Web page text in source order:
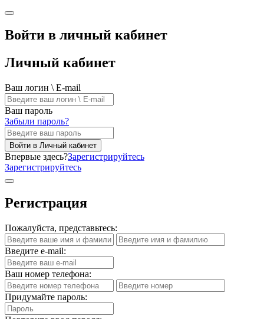
Войти в личный кабинет
Личный кабинет
Ваш логин \ E-mail
Ваш пароль
Забыли пароль?
Войти в Личный кабинет
Впервые здесь?Зарегистрируйтесь
Зарегистрируйтесь
Регистрация
Пожалуйста, представьтесь:
Введите e-mail:
Ваш номер телефона:
Придумайте пароль: